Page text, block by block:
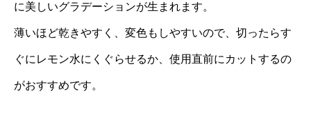
に美しいグラデーションが生まれます。
薄いほど乾きやすく、変色もしやすいので、切ったらす
ぐにレモン水にくぐらせるか、使用直前にカットするの
がおすすめです。